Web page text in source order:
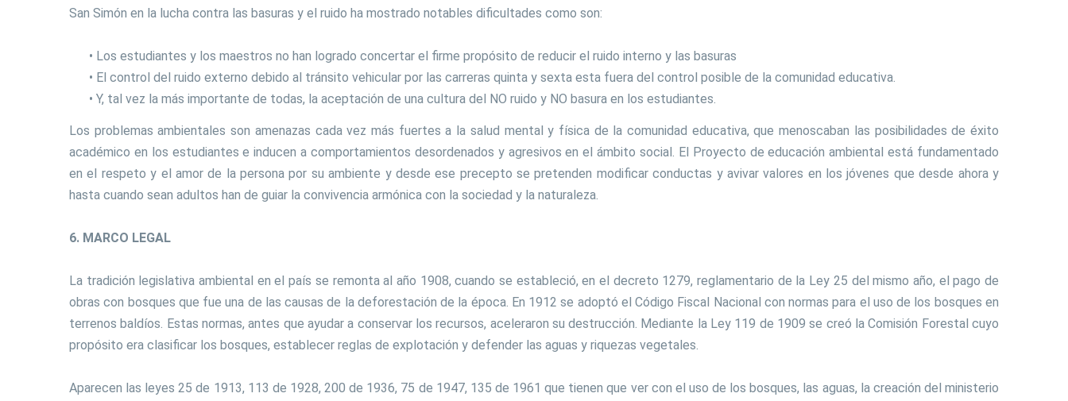
San Simón en la lucha contra las basuras y el ruido ha mostrado notables dificultades como son:
• Los estudiantes y los maestros no han logrado concertar el firme propósito de reducir el ruido interno y las basuras
• El control del ruido externo debido al tránsito vehicular por las carreras quinta y sexta esta fuera del control posible de la comunidad educativa.
• Y, tal vez la más importante de todas, la aceptación de una cultura del NO ruido y NO basura en los estudiantes.
Los problemas ambientales son amenazas cada vez más fuertes a la salud mental y física de la comunidad educativa, que menoscaban las posibilidades de éxito
académico en los estudiantes e inducen a comportamientos desordenados y agresivos en el ámbito social. El Proyecto de educación ambiental está fundamentado
en el respeto y el amor de la persona por su ambiente y desde ese precepto se pretenden modificar conductas y avivar valores en los jóvenes que desde ahora y
hasta cuando sean adultos han de guiar la convivencia armónica con la sociedad y la naturaleza.
6. MARCO LEGAL
La tradición legislativa ambiental en el país se remonta al año 1908, cuando se estableció, en el decreto 1279, reglamentario de la Ley 25 del mismo año, el pago de
obras con bosques que fue una de las causas de la deforestación de la época. En 1912 se adoptó el Código Fiscal Nacional con normas para el uso de los bosques en
terrenos baldíos. Estas normas, antes que ayudar a conservar los recursos, aceleraron su destrucción. Mediante la Ley 119 de 1909 se creó la Comisión Forestal cuyo
propósito era clasificar los bosques, establecer reglas de explotación y defender las aguas y riquezas vegetales.
Aparecen las leyes 25 de 1913, 113 de 1928, 200 de 1936, 75 de 1947, 135 de 1961 que tienen que ver con el uso de los bosques, las aguas, la creación del ministerio